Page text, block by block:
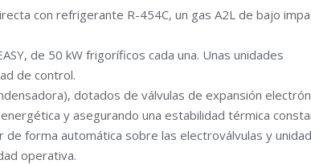
con refrigerante R-454C, un gas A2L de bajo
de 50 kW frigoríficos cada una. Unas unidades
de control.
dotados de válvulas de expansión
y asegurando una estabilidad térmica
de forma automática sobre las electroválvulas y
operativa.